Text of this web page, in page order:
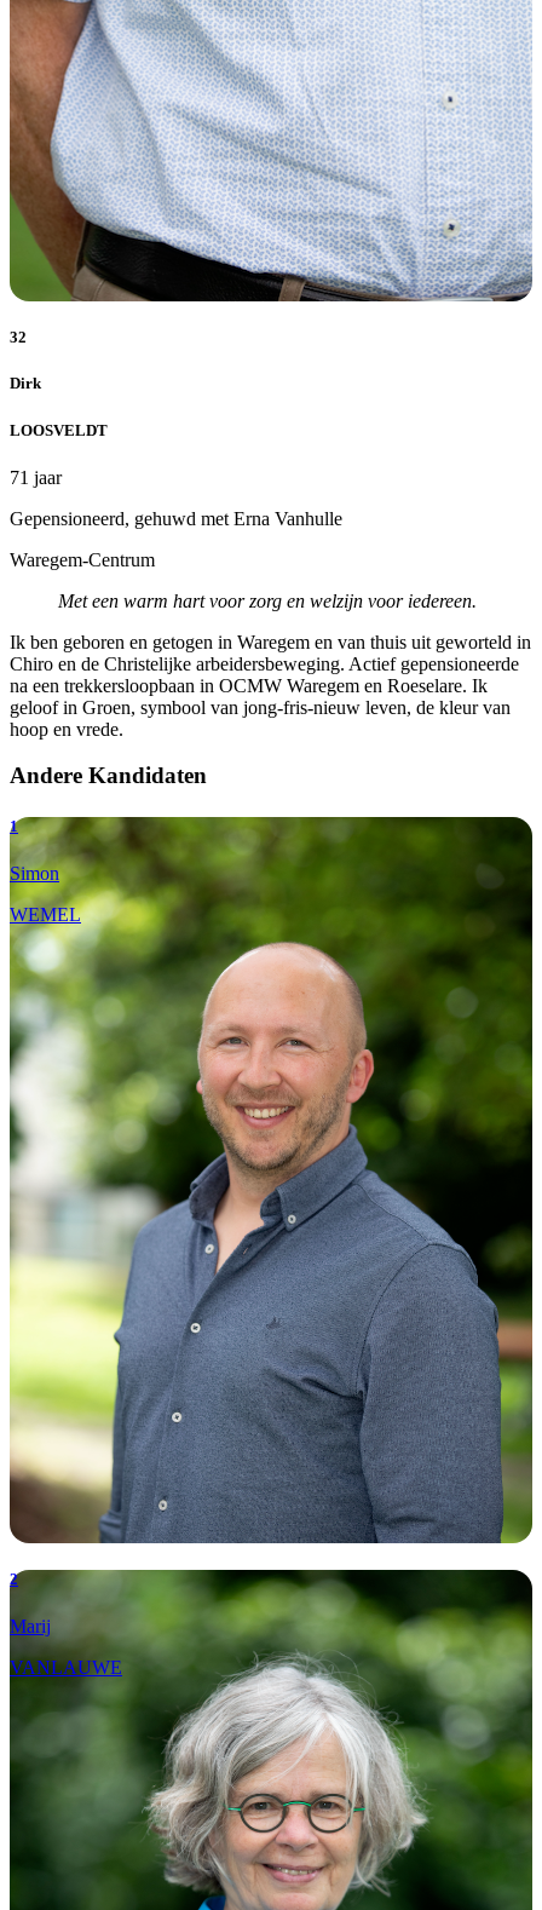
32
Dirk
LOOSVELDT
71 jaar
Gepensioneerd, gehuwd met Erna Vanhulle
Waregem-Centrum
Met een warm hart voor zorg en welzijn voor iedereen.
Ik ben geboren en getogen in Waregem en van thuis uit geworteld in
Chiro en de Christelijke arbeidersbeweging. Actief gepensioneerde
na een trekkersloopbaan in OCMW Waregem en Roeselare. Ik
geloof in Groen, symbool van jong-fris-nieuw leven, de kleur van
hoop en vrede.
Andere Kandidaten
1
Simon
WEMEL
2
Marij
VANLAUWE